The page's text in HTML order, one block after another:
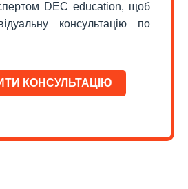
DEC education, щоб
консультацію по
КОНСУЛЬТАЦІЮ